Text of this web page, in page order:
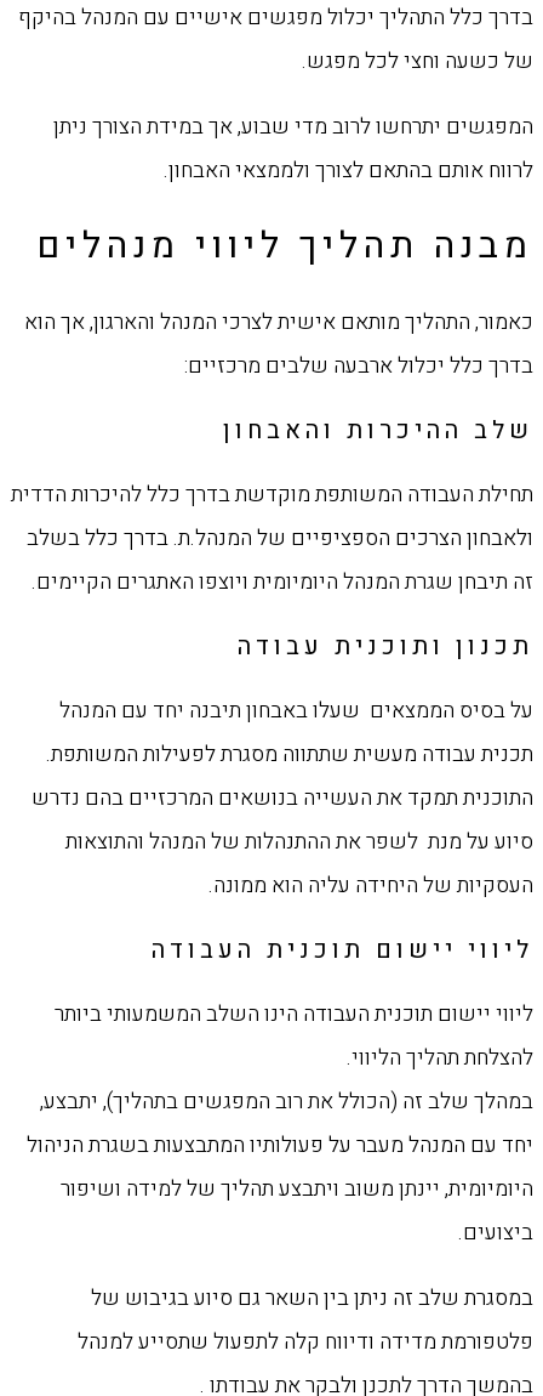
בדרך כלל התהליך יכלול מפגשים אישיים עם המנהל בהיקף
של כשעה וחצי לכל מפגש.
המפגשים יתרחשו לרוב מדי שבוע, אך במידת הצורך ניתן
לרווח אותם בהתאם לצורך ולממצאי האבחון.
מבנה תהליך ליווי מנהלים
כאמור, התהליך מותאם אישית לצרכי המנהל והארגון, אך הוא
בדרך כלל יכלול ארבעה שלבים מרכזיים:
שלב ההיכרות והאבחון
תחילת העבודה המשותפת מוקדשת בדרך כלל להיכרות הדדית
ולאבחון הצרכים הספציפיים של המנהל.ת. בדרך כלל בשלב
זה תיבחן שגרת המנהל היומיומית ויוצפו האתגרים הקיימים.
תכנון ותוכנית עבודה
על בסיס הממצאים שעלו באבחון תיבנה יחד עם המנהל
תכנית עבודה מעשית שתתווה מסגרת לפעילות המשותפת.
התוכנית תמקד את העשייה בנושאים המרכזיים בהם נדרש
סיוע על מנת לשפר את ההתנהלות של המנהל והתוצאות
העסקיות של היחידה עליה הוא ממונה.
ליווי יישום תוכנית העבודה
ליווי יישום תוכנית העבודה הינו השלב המשמעותי ביותר
להצלחת תהליך הליווי.
במהלך שלב זה (הכולל את רוב המפגשים בתהליך), יתבצע,
יחד עם המנהל מעבר על פעולותיו המתבצעות בשגרת הניהול
היומיומית, יינתן משוב ויתבצע תהליך של למידה ושיפור
ביצועים.
במסגרת שלב זה ניתן בין השאר גם סיוע בגיבוש של
פלטפורמת מדידה ודיווח קלה לתפעול שתסייע למנהל
בהמשך הדרך לתכנן ולבקר את עבודתו .